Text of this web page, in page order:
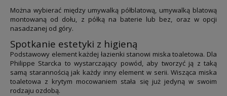
Można wybierać między umywalką półblatową, umywalką blatową
montowaną od dołu, z półką na baterie lub bez, oraz w opcji
nasadzanej od góry.
Spotkanie estetyki z higieną
Podstawowy element każdej łazienki stanowi miska toaletowa. Dla
Philippe Starcka to wystarczający powód, aby tworzyć ją z taką
samą starannością jak każdy inny element w serii. Wisząca miska
toaletowa z krytym mocowaniem stała się już jedyną w swoim
rodzaju ozdobą.